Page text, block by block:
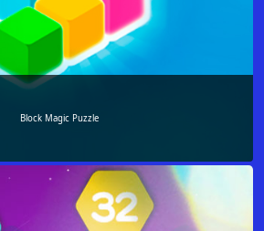
Block Magic Puzzle